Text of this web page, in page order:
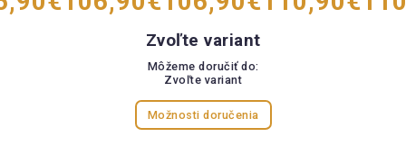
Zvoľte variant
Môžeme doručiť do:
Zvoľte variant
Možnosti doručenia